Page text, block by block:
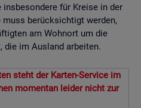
insbesondere für Kreise in der
muss berücksichtigt werden,
am Wohnort um die
die im Ausland arbeiten.
steht der Karten-Service im
momentan leider nicht zur